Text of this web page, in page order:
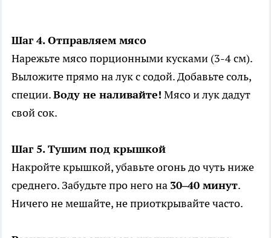
Шаг 4. Отправляем мясо
Нарежьте мясо порционными кусками (3-4 см).
Выложите прямо на лук с содой. Добавьте соль,
специи.Воду не наливайте! Мясо и лук дадут
свой сок.
Шаг 5. Тушим под крышкой
Накройте крышкой, убавьте огонь до чуть ниже
среднего. Забудьте про него на 30–40 минут.
Ничего не мешайте, не приоткрывайте часто.